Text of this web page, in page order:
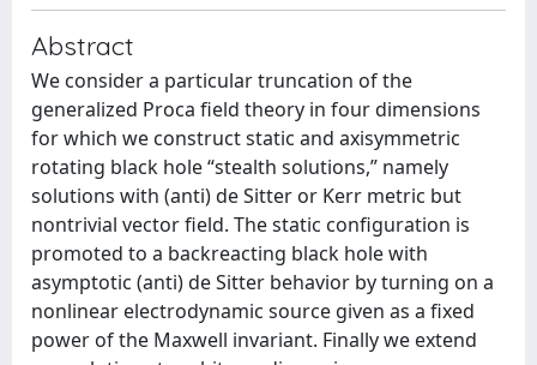
Abstract
We consider a particular truncation of the
generalized Proca field theory in four dimensions
for which we construct static and axisymmetric
rotating black hole “stealth solutions,” namely
solutions with (anti) de Sitter or Kerr metric but
nontrivial vector field. The static configuration is
promoted to a backreacting black hole with
asymptotic (anti) de Sitter behavior by turning on a
nonlinear electrodynamic source given as a fixed
power of the Maxwell invariant. Finally we extend